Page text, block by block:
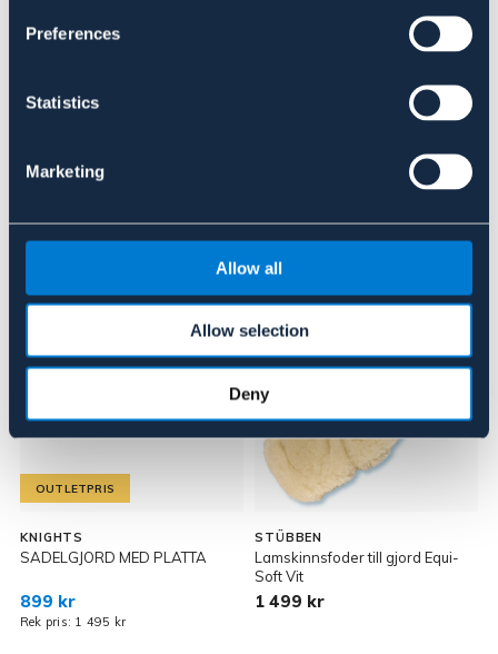
Preferences
Statistics
Marketing
Allow all
Allow selection
Deny
Se lager i butik
OUTLETPRIS
KNIGHTS
SADELGJORD MED PLATTA
899 kr
Rek pris: 1 495 kr
STÜBBEN
Lamskinnsfoder till gjord Equi-
Soft Vit
1 499 kr